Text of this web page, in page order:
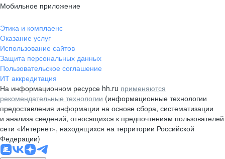
Мобильное приложение
Этика и комплаенс
Оказание услуг
Использование сайтов
Защита персональных данных
Пользовательское соглашение
ИТ аккредитация
На информационном ресурсе hh.ru применяются
рекомендательные технологии (информационные технологии
предоставления информации на основе сбора, систематизации
и анализа сведений, относящихся к предпочтениям пользователей
сети «Интернет», находящихся на территории Российской
Федерации)